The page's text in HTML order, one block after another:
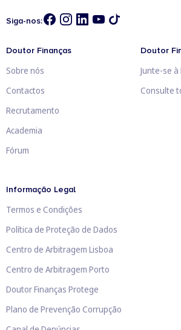
Siga-nos:
Doutor Finanças
Sobre nós
Contactos
Recrutamento
Academia
Fórum
Doutor
Junte-se à
Consulte
Informação Legal
Termos e Condições
Política de Proteção de Dados
Centro de Arbitragem Lisboa
Centro de Arbitragem Porto
Doutor Finanças Protege
Plano de Prevenção Corrupção